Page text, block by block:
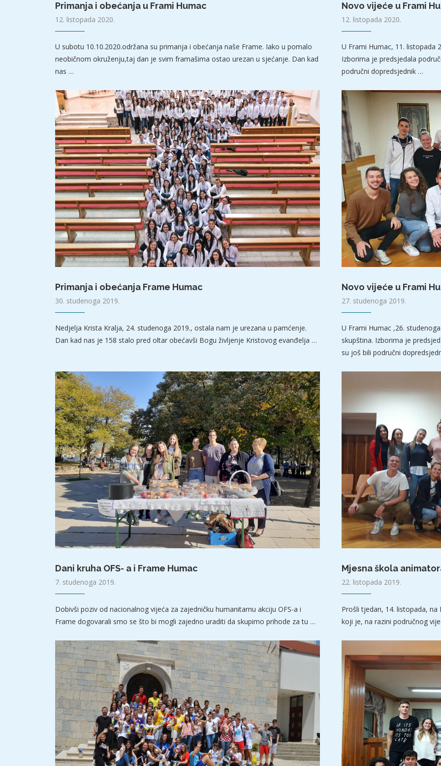
Primanja i obećanja u Frami Humac
12. listopada 2020.
U subotu 10.10.2020.održana su primanja i obećanja naše Frame. Iako u pomalo
neobičnom okruženju,taj dan je svim framašima ostao urezan u sjećanje. Dan kad
nas …
Novo vijeće u Frami
12. listopada 2020.
U Frami Humac, 11. listopada
Izborima je predsjedala
područni dopredsjednik …
Primanja i obećanja Frame Humac
30. studenoga 2019.
Nedjelja Krista Kralja, 24. studenoga 2019., ostala nam je urezana u pamćenje.
Dan kad nas je 158 stalo pred oltar obećavši Bogu življenje Kristovog evanđelja …
Novo vijeće u Frami
27. studenoga 2019.
U Frami Humac ,26.
skupština. Izborima je
su još bili područni
Dani kruha OFS- a i Frame Humac
7. studenoga 2019.
Dobivši poziv od nacionalnog vijeća za zajedničku humanitarnu akciju OFS-a i
Frame dogovarali smo se što bi mogli zajedno uraditi da skupimo prihode za tu …
Mjesna škola
22. listopada 2019.
Prošli tjedan, 14. listopada,
koji je, na razini područnog